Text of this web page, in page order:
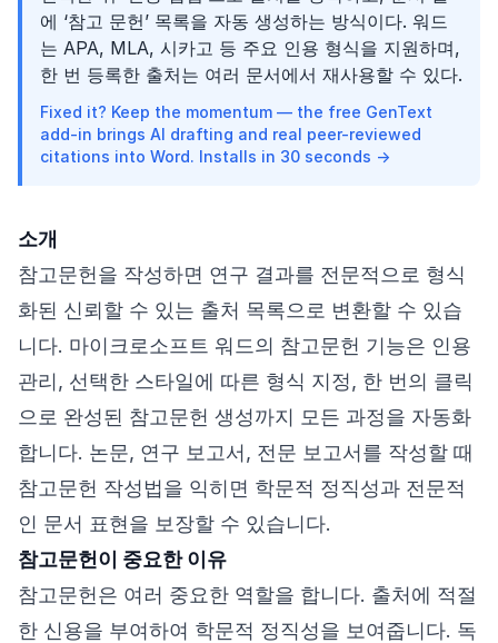
에 ‘참고 문헌’ 목록을 자동 생성하는 방식이다. 워드
는 APA, MLA, 시카고 등 주요 인용 형식을 지원하며,
한 번 등록한 출처는 여러 문서에서 재사용할 수 있다.
Fixed it? Keep the momentum — the free GenText
add-in brings AI drafting and real peer-reviewed
citations into Word. Installs in 30 seconds →
소개
참고문헌을 작성하면 연구 결과를 전문적으로 형식
화된 신뢰할 수 있는 출처 목록으로 변환할 수 있습
니다. 마이크로소프트 워드의 참고문헌 기능은 인용
관리, 선택한 스타일에 따른 형식 지정, 한 번의 클릭
으로 완성된 참고문헌 생성까지 모든 과정을 자동화
합니다. 논문, 연구 보고서, 전문 보고서를 작성할 때
참고문헌 작성법을 익히면 학문적 정직성과 전문적
인 문서 표현을 보장할 수 있습니다.
참고문헌이 중요한 이유
참고문헌은 여러 중요한 역할을 합니다. 출처에 적절
한 신용을 부여하여 학문적 정직성을 보여줍니다. 독